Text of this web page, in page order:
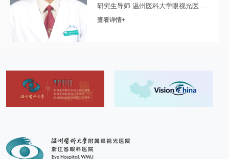
首批重点实验室。
本专科年门诊量约7万余人次，年激光手术量超
1.4万例。目前已成功治疗近视、散光和远视等屈
光不正18万例。主要开展全飞秒激光、飞秒激光
手术等个体化屈光手术，是首家同时掌握四种全飞
秒角膜激光手术技术的专科团队。
本专科拥有4间手术室，配备国内外最先进的检
晶俱乐部等服务部门，提高医患沟通的效率，为患
者提供全方位的服务和支持。
研究生导师 温州医科大学眼视光医院
集团副总院长、首席医疗官，原温州
省科技进步一等奖一次，主持屈光手
术领域国家“十五”攻关和眼科精密设备
查看详情+